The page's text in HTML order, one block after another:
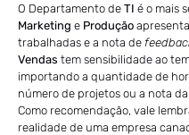
O Departamento de TI é o mais
Marketing e Produção
trabalhadas e a nota de
Vendas tem sensibilidade ao
importando a quantidade de
número de projetos ou a nota
Como recomendação, vale
realidade de uma empresa